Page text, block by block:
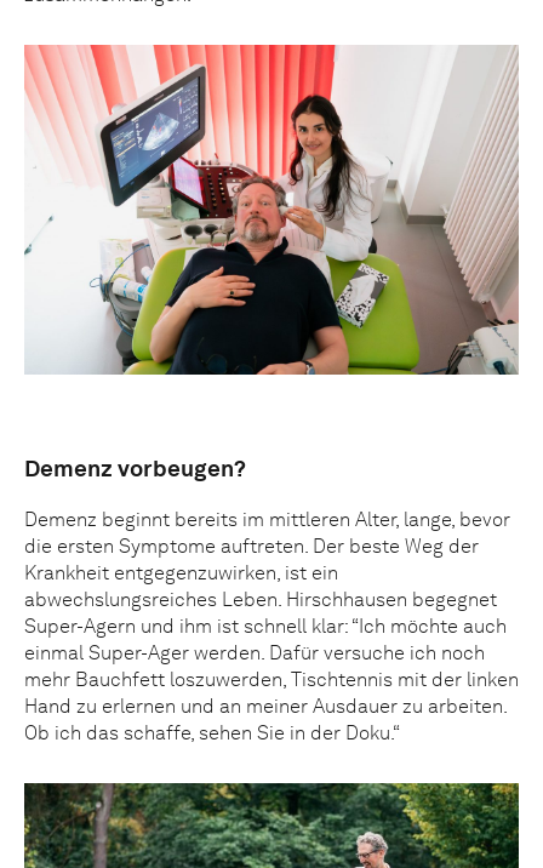
Demenz vorbeugen?
Demenz beginnt bereits im mittleren Alter, lange, bevor
die ersten Symptome auftreten. Der beste Weg der
Krankheit entgegenzuwirken, ist ein
abwechslungsreiches Leben. Hirschhausen begegnet
Super-Agern und ihm ist schnell klar: “Ich möchte auch
einmal Super-Ager werden. Dafür versuche ich noch
mehr Bauchfett loszuwerden, Tischtennis mit der linken
Hand zu erlernen und an meiner Ausdauer zu arbeiten.
Ob ich das schaffe, sehen Sie in der Doku.“